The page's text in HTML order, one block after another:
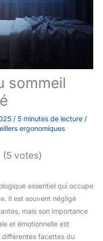
sommeil
/ 5 minutes de lecture /
ergonomiques
votes)
essentiel qui occupe
Il est souvent négligé
mais son importance
et émotionnelle est
différentes facettes du